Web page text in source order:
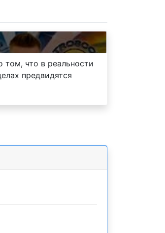
том, что в реальности
предвидятся